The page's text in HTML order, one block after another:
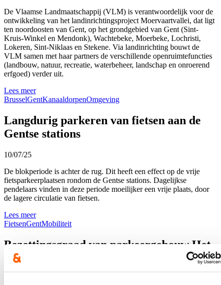
De Vlaamse Landmaatschappij (VLM) is verantwoordelijk voor de
ontwikkeling van het landinrichtingsproject Moervaartvallei, dat ligt
ten noordoosten van Gent, op het grondgebied van Gent (Sint-
Kruis-Winkel en Mendonk), Wachtebeke, Moerbeke, Lochristi,
Lokeren, Sint-Niklaas en Stekene. Via landinrichting bouwt de
VLM samen met haar partners de verschillende openruimtefuncties
(landbouw, natuur, recreatie, waterbeheer, landschap en onroerend
erfgoed) verder uit.
Lees meer
BrusselGentKanaaldorpenOmgeving
Langdurig parkeren van fietsen aan de
Gentse stations
10/07/25
De blokperiode is achter de rug. Dit heeft een effect op de vrije
fietsparkeerplaatsen rondom de Gentse stations. Dagelijkse
pendelaars vinden in deze periode moeilijker een vrije plaats, door
de lagere circulatie van fietsen.
Lees meer
FietsenGentMobiliteit
Bezettingsgraad van parkeergebouw Het
Getouw in de Bloemekenswijk